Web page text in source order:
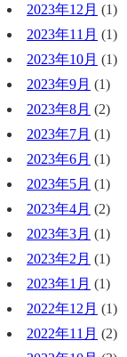
2023年12月 (1)
2023年11月 (1)
2023年10月 (1)
2023年9月 (1)
2023年8月 (2)
2023年7月 (1)
2023年6月 (1)
2023年5月 (1)
2023年4月 (2)
2023年3月 (1)
2023年2月 (1)
2023年1月 (1)
2022年12月 (1)
2022年11月 (2)